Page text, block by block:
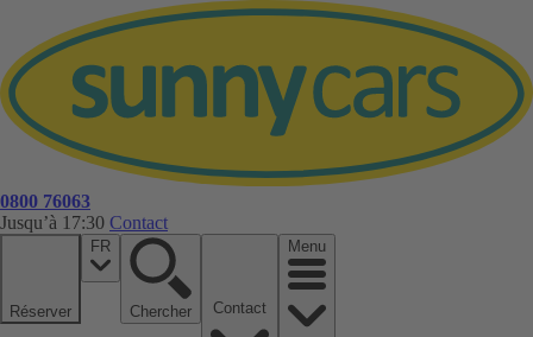
0800 76063
Jusqu’à 17:30 Contact
Réserver
FR
Chercher
Menu